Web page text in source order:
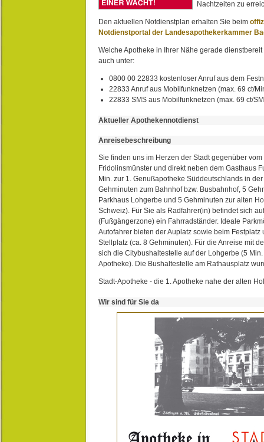
Nachtzeiten zu
Den aktuellen Notdienstplan erhalten Sie beim
Notdienstportal der Landesapothekerkammer
Welche Apotheke in Ihrer Nähe gerade
auch unter:
0800 00 22833 kostenloser Anruf aus dem
22833 Anruf aus Mobilfunknetzen (max. 69 ct/
22833 SMS aus Mobilfunknetzen (max. 69 ct/
Aktueller Apothekennotdienst
Anreisebeschreibung
Sie finden uns im Herzen der Stadt gegenüber
Fridolinsmünster und direkt neben dem Gasthaus
Min. zur 1. Genußapotheke Süddeutschlands in
Gehminuten zum Bahnhof bzw. Busbahnhof, 5
Parkhaus Lohgerbe und 5 Gehminuten zur alten
Schweiz). Für Sie als Radfahrer(in) befindet sich
(Fußgängerzone) ein Fahrradständer. Ideale
Autofahrer bieten der Auplatz sowie beim Festplatz
Stellplatz (ca. 8 Gehminuten). Für die Anreise mit
sich die Citybushaltestelle auf der Lohgerbe (5
Apotheke). Die Bushaltestelle am Rathausplatz
Stadt-Apotheke - die 1. Apotheke nahe der alten
Wir sind für Sie da